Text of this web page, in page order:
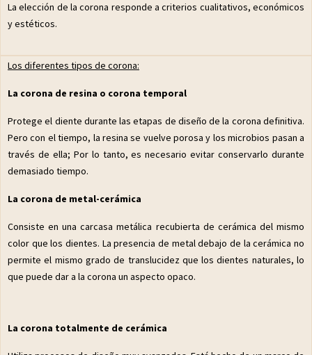
La elección de la corona responde a criterios cualitativos, económicos
y estéticos.
Los diferentes tipos de corona:
La corona de resina o corona temporal
Protege el diente durante las etapas de diseño de la corona definitiva.
Pero con el tiempo, la resina se vuelve porosa y los microbios pasan a
través de ella; Por lo tanto, es necesario evitar conservarlo durante
demasiado tiempo.
La corona de metal-cerámica
Consiste en una carcasa metálica recubierta de cerámica del mismo
color que los dientes. La presencia de metal debajo de la cerámica no
permite el mismo grado de translucidez que los dientes naturales, lo
que puede dar a la corona un aspecto opaco.
La corona totalmente de cerámica